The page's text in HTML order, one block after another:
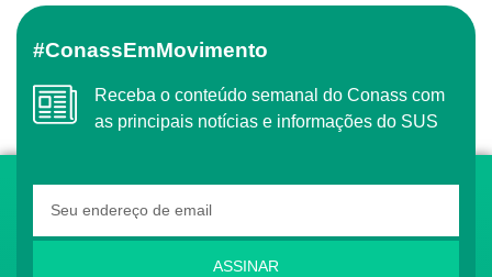
#ConassEmMovimento
Receba o conteúdo semanal do Conass com
as principais notícias e informações do SUS
ASSINAR